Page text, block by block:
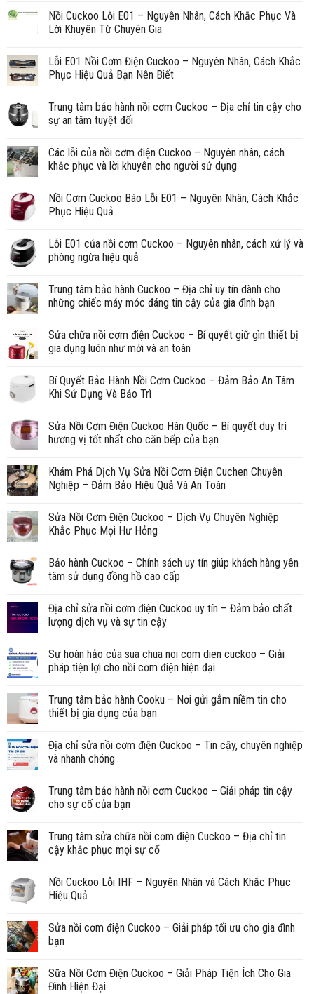
Nồi Cuckoo Lỗi E01 – Nguyên Nhân, Cách Khắc Phục Và
Lời Khuyên Từ Chuyên Gia
Lỗi E01 Nồi Cơm Điện Cuckoo – Nguyên Nhân, Cách Khắc
Phục Hiệu Quả Bạn Nên Biết
Trung tâm bảo hành nồi cơm Cuckoo – Địa chỉ tin cậy cho
sự an tâm tuyệt đối
Các lỗi của nồi cơm điện Cuckoo – Nguyên nhân, cách
khắc phục và lời khuyên cho người sử dụng
Nồi Cơm Cuckoo Báo Lỗi E01 – Nguyên Nhân, Cách Khắc
Phục Hiệu Quả
Lỗi E01 của nồi cơm Cuckoo – Nguyên nhân, cách xử lý và
phòng ngừa hiệu quả
Trung tâm bảo hành Cuckoo – Địa chỉ uy tín dành cho
những chiếc máy móc đáng tin cậy của gia đình bạn
Sửa chữa nồi cơm điện Cuckoo – Bí quyết giữ gìn thiết bị
gia dụng luôn như mới và an toàn
Bí Quyết Bảo Hành Nồi Cơm Cuckoo – Đảm Bảo An Tâm
Khi Sử Dụng Và Bảo Trì
Sửa Nồi Cơm Điện Cuckoo Hàn Quốc – Bí quyết duy trì
hương vị tốt nhất cho căn bếp của bạn
Khám Phá Dịch Vụ Sửa Nồi Cơm Điện Cuchen Chuyên
Nghiệp – Đảm Bảo Hiệu Quả Và An Toàn
Sửa Nồi Cơm Điện Cuckoo – Dịch Vụ Chuyên Nghiệp
Khắc Phục Mọi Hư Hỏng
Bảo hành Cuckoo – Chính sách uy tín giúp khách hàng yên
tâm sử dụng đồng hồ cao cấp
Địa chỉ sửa nồi cơm điện Cuckoo uy tín – Đảm bảo chất
lượng dịch vụ và sự tin cậy
Sự hoàn hảo của sua chua noi com dien cuckoo – Giải
pháp tiện lợi cho nồi cơm điện hiện đại
Trung tâm bảo hành Cooku – Nơi gửi gắm niềm tin cho
thiết bị gia dụng của bạn
Địa chỉ sửa nồi cơm điện Cuckoo – Tin cậy, chuyên nghiệp
và nhanh chóng
Trung tâm bảo hành nồi cơm Cuckoo – Giải pháp tin cậy
cho sự cố của bạn
Trung tâm sửa chữa nồi cơm điện Cuckoo – Địa chỉ tin
cậy khắc phục mọi sự cố
Nồi Cuckoo Lỗi IHF – Nguyên Nhân và Cách Khắc Phục
Hiệu Quả
Sửa nồi cơm điện Cuckoo – Giải pháp tối ưu cho gia đình
bạn
Sữa Nồi Cơm Điện Cuckoo – Giải Pháp Tiện Ích Cho Gia
Đình Hiện Đại